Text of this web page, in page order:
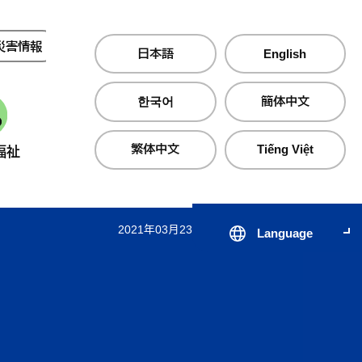
祉 産業・仕事 町政情報
害情報 夜間・休日診療
日本語 English
한국어 簡体中文
繁体中文 Tiếng Việt
Language
2021年03月23日 更新